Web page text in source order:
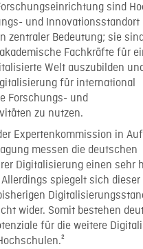
sind
und Innovationsstandort
zentraler Bedeutung; sie
Fachkräfte für
Welt auszubilden
für international
Forschungs- und
zu nutzen.
Expertenkommission in
messen die deutschen
Digitalisierung einen sehr
spiegelt sich dieser
wider. Somit bestehen
für die weitere